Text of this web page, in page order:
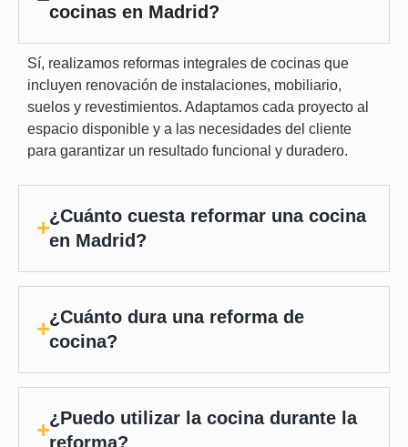
cocinas en Madrid?
Sí, realizamos reformas integrales de cocinas que
incluyen renovación de instalaciones, mobiliario,
suelos y revestimientos. Adaptamos cada proyecto al
espacio disponible y a las necesidades del cliente
para garantizar un resultado funcional y duradero.
¿Cuánto cuesta reformar una cocina
en Madrid?
¿Cuánto dura una reforma de
cocina?
¿Puedo utilizar la cocina durante la
reforma?